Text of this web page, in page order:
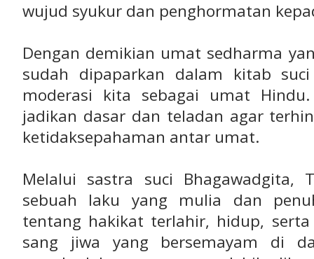
wujud syukur dan penghormatan
Dengan demikian umat sedharma
sudah dipaparkan dalam kitab suci
moderasi kita sebagai umat
jadikan dasar dan teladan agar
ketidaksepahaman antar umat.
Melalui sastra suci Bhagawadgita,
sebuah laku yang mulia dan
tentang hakikat terlahir, hidup,
sang jiwa yang bersemayam di